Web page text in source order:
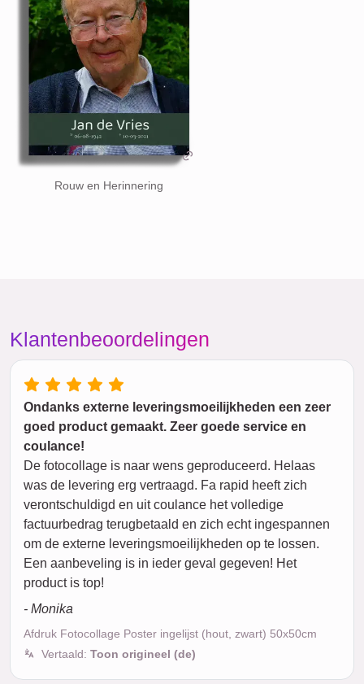
Rouw en Herinnering
Klantenbeoordelingen
Ondanks externe leveringsmoeilijkheden een zeer
goed product gemaakt. Zeer goede service en
coulance!
De fotocollage is naar wens geproduceerd. Helaas
was de levering erg vertraagd. Fa rapid heeft zich
verontschuldigd en uit coulance het volledige
factuurbedrag terugbetaald en zich echt ingespannen
om de externe leveringsmoeilijkheden op te lossen.
Een aanbeveling is in ieder geval gegeven! Het
product is top!
- Monika
Afdruk Fotocollage Poster ingelijst (hout, zwart) 50x50cm
Vertaald: Toon origineel (de)